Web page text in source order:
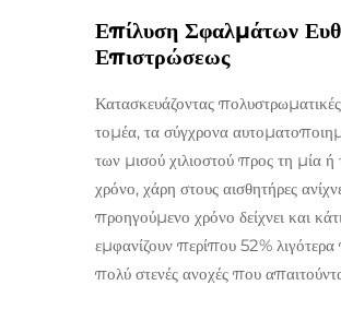
Επίλυση Σφαλμάτων
Επιστρώσεως
Κατασκευάζοντας
τομέα, τα σύγχρονα
των μισού χιλιοστού προς τη μία
χρόνο, χάρη στους αισθητήρες
προηγούμενο χρόνο δείχνει και
εμφανίζουν περίπου 52%
πολύ στενές ανοχές που